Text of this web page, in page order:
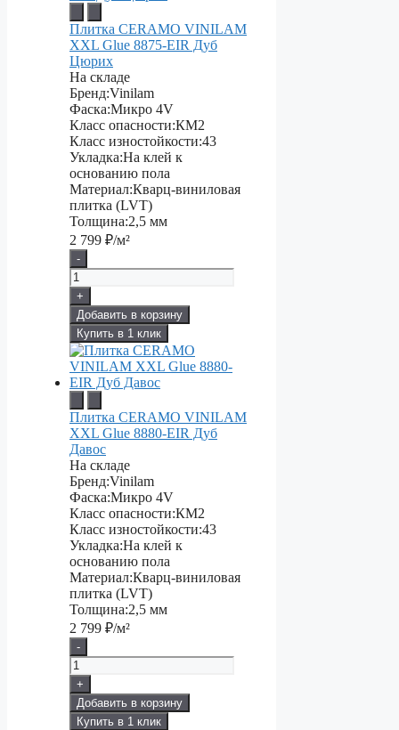
Плитка CERAMO VINILAM
XXL Glue 8875-EIR Дуб
Цюрих
На складе
Бренд:Vinilam
Фаска:Микро 4V
Класс опасности:КМ2
Класс изностойкости:43
Укладка:На клей к
основанию пола
Материал:Кварц-виниловая
плитка (LVT)
Толщина:2,5 мм
2 799 ₽/м²
-
+
Добавить в корзину
Купить в 1 клик
Плитка CERAMO VINILAM
XXL Glue 8880-EIR Дуб
Давос
На складе
Бренд:Vinilam
Фаска:Микро 4V
Класс опасности:КМ2
Класс изностойкости:43
Укладка:На клей к
основанию пола
Материал:Кварц-виниловая
плитка (LVT)
Толщина:2,5 мм
2 799 ₽/м²
-
+
Добавить в корзину
Купить в 1 клик